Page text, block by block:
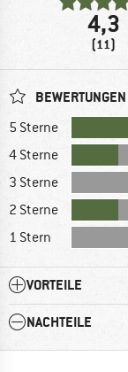
4,3
(11)
BEWERTUNGEN
5 Sterne
4 Sterne
3 Sterne
2 Sterne
1 Stern
VORTEILE
NACHTEILE